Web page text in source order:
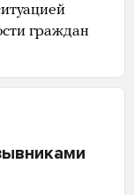
граждан